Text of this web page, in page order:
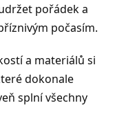
pořádek a
počasím.
a materiálů si
dokonale
splní všechny